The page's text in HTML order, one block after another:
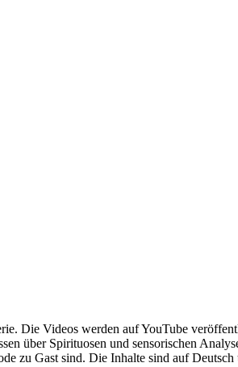
Die Videos werden auf YouTube
über Spirituosen und sensorischen
zu Gast sind. Die Inhalte sind auf